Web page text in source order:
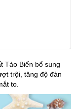
Tảo Biển bổ sung
trội, tăng độ đàn
to.